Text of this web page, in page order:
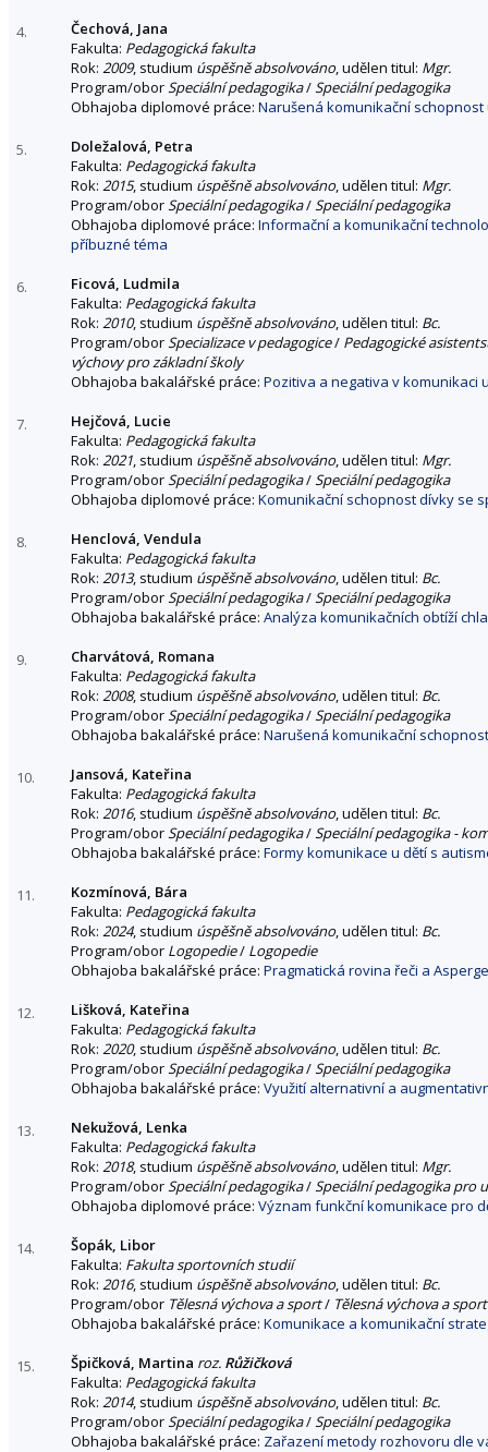
4.
Čechová, Jana
Fakulta: Pedagogická fakulta
Rok: 2009, studium úspěšně absolvováno, udělen titul: Mgr.
Program/oborSpeciální pedagogika/Speciální pedagogika
Obhajoba diplomové práce: Narušená komunikační
5.
Doležalová, Petra
Fakulta: Pedagogická fakulta
Rok: 2015, studium úspěšně absolvováno, udělen titul: Mgr.
Program/oborSpeciální pedagogika/Speciální pedagogika
Obhajoba diplomové práce: Informační a komunikační
příbuzné téma
6.
Ficová, Ludmila
Fakulta: Pedagogická fakulta
Rok: 2010, studium úspěšně absolvováno, udělen titul: Bc.
Program/oborSpecializace v pedagogice/ Pedagogické
výchovy pro základní školy
Obhajoba bakalářské práce: Pozitiva a negativa v komunikaci
7.
Hejčová, Lucie
Fakulta: Pedagogická fakulta
Rok: 2021, studium úspěšně absolvováno, udělen titul: Mgr.
Program/oborSpeciální pedagogika/Speciální pedagogika
Obhajoba diplomové práce: Komunikační schopnost dívky se
8.
Henclová, Vendula
Fakulta: Pedagogická fakulta
Rok: 2013, studium úspěšně absolvováno, udělen titul: Bc.
Program/oborSpeciální pedagogika/Speciální pedagogika
Obhajoba bakalářské práce: Analýza komunikačních obtíží
9.
Charvátová, Romana
Fakulta: Pedagogická fakulta
Rok: 2008, studium úspěšně absolvováno, udělen titul: Bc.
Program/oborSpeciální pedagogika/Speciální pedagogika
Obhajoba bakalářské práce: Narušená komunikační
10.
Jansová, Kateřina
Fakulta: Pedagogická fakulta
Rok: 2016, studium úspěšně absolvováno, udělen titul: Bc.
Program/oborSpeciální pedagogika/Speciální pedagogika -
Obhajoba bakalářské práce: Formy komunikace u dětí s
11.
Kozmínová, Bára
Fakulta: Pedagogická fakulta
Rok: 2024, studium úspěšně absolvováno, udělen titul: Bc.
Program/obor Logopedie/ Logopedie
Obhajoba bakalářské práce: Pragmatická rovina řeči a
12.
Lišková, Kateřina
Fakulta: Pedagogická fakulta
Rok: 2020, studium úspěšně absolvováno, udělen titul: Bc.
Program/oborSpeciální pedagogika/Speciální pedagogika
Obhajoba bakalářské práce: Využití alternativní a
13.
Nekužová, Lenka
Fakulta: Pedagogická fakulta
Rok: 2018, studium úspěšně absolvováno, udělen titul: Mgr.
Program/oborSpeciální pedagogika/Speciální pedagogika pro
Obhajoba diplomové práce: Význam funkční komunikace pro
14.
Šopák, Libor
Fakulta: Fakulta sportovních studií
Rok: 2016, studium úspěšně absolvováno, udělen titul: Bc.
Program/obor Tělesná výchova a sport/ Tělesná výchova a sport
Obhajoba bakalářské práce: Komunikace a komunikační
15. Špičková, Martina roz. Růžičková
Fakulta: Pedagogická fakulta
Rok: 2014, studium úspěšně absolvováno, udělen titul: Bc.
Program/oborSpeciální pedagogika/Speciální pedagogika
Obhajoba bakalářské práce: Zařazení metody rozhovoru dle